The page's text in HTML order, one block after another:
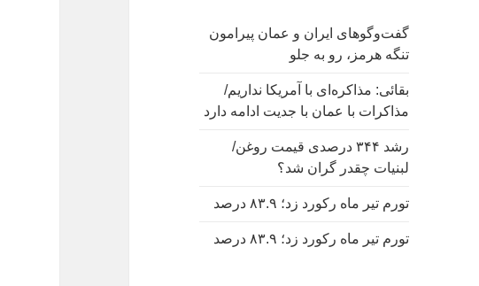
گفت‌وگوهای ایران و عمان پیرامون
تنگه هرمز، رو به جلو
بقائی: مذاکره‌ای با آمریکا نداریم/
مذاکرات با عمان با جدیت ادامه دارد
رشد ۳۴۴ درصدی قیمت روغن/
لبنیات چقدر گران شد؟
تورم تیر ماه رکورد زد؛ ۸۳.۹ درصد
تورم تیر ماه رکورد زد؛ ۸۳.۹ درصد